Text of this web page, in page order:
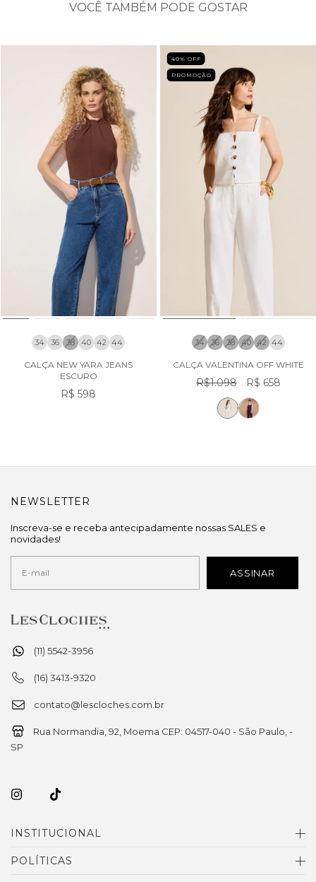
VOCÊ TAMBÉM PODE GOSTAR
34 36 38 40 42 44
CALÇA NEW YARA JEANS
ESCURO
R$ 598
40% OFF
PROMOÇÃO
34 36 38 40 42 44
CALÇA VALENTINA OFF WHITE
R$1.098 R$ 658
(11) 5542-3956
(16) 3413-9320
contato@lescloches.com.br
Rua Normandia, 92, Moema CEP: 04517-040 - São Paulo, -
SP
INSTITUCIONAL
POLÍTICAS
NEWSLETTER
Inscreva-se e receba antecipadamente nossas SALES e
novidades!